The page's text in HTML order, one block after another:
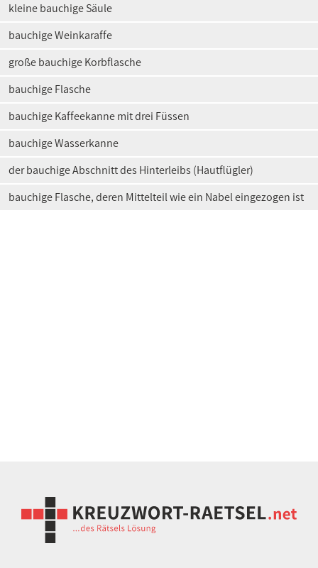
kleine bauchige Säule
bauchige Weinkaraffe
große bauchige Korbflasche
bauchige Flasche
bauchige Kaffeekanne mit drei Füssen
bauchige Wasserkanne
der bauchige Abschnitt des Hinterleibs (Hautflügler)
bauchige Flasche, deren Mittelteil wie ein Nabel eingezogen ist